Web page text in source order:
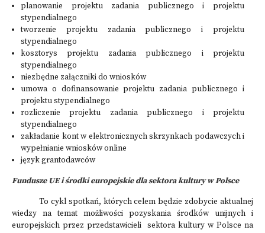
planowanie projektu zadania publicznego i projektu
stypendialnego
tworzenie projektu zadania publicznego i projektu
stypendialnego
kosztorys projektu zadania publicznego i projektu
stypendialnego
niezbędne załączniki do wniosków
umowa o dofinansowanie projektu zadania publicznego i
projektu stypendialnego
rozliczenie projektu zadania publicznego i projektu
stypendialnego
zakładanie kont w elektronicznych skrzynkach podawczych i
wypełnianie wniosków online
język grantodawców
Fundusze UE i środki europejskie dla sektora kultury w Polsce
To cykl spotkań, których celem będzie zdobycie aktualnej
wiedzy na temat możliwości pozyskania środków unijnych i
europejskich przez przedstawicieli sektora kultury w Polsce na